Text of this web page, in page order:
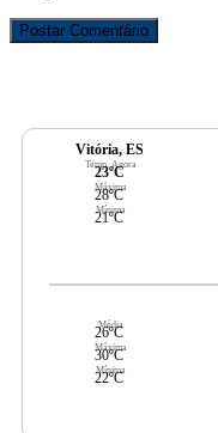
Vitória, ES
Temp. Agora
23ºC
Máxima
28ºC
Mínima
21ºC
Média
26ºC
Máxima
30ºC
Mínima
22ºC